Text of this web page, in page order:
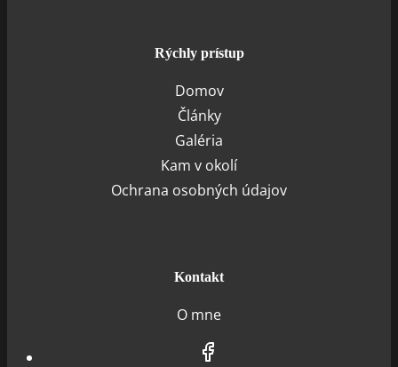
Rýchly prístup
Domov
Články
Galéria
Kam v okolí
Ochrana osobných údajov
Kontakt
O mne